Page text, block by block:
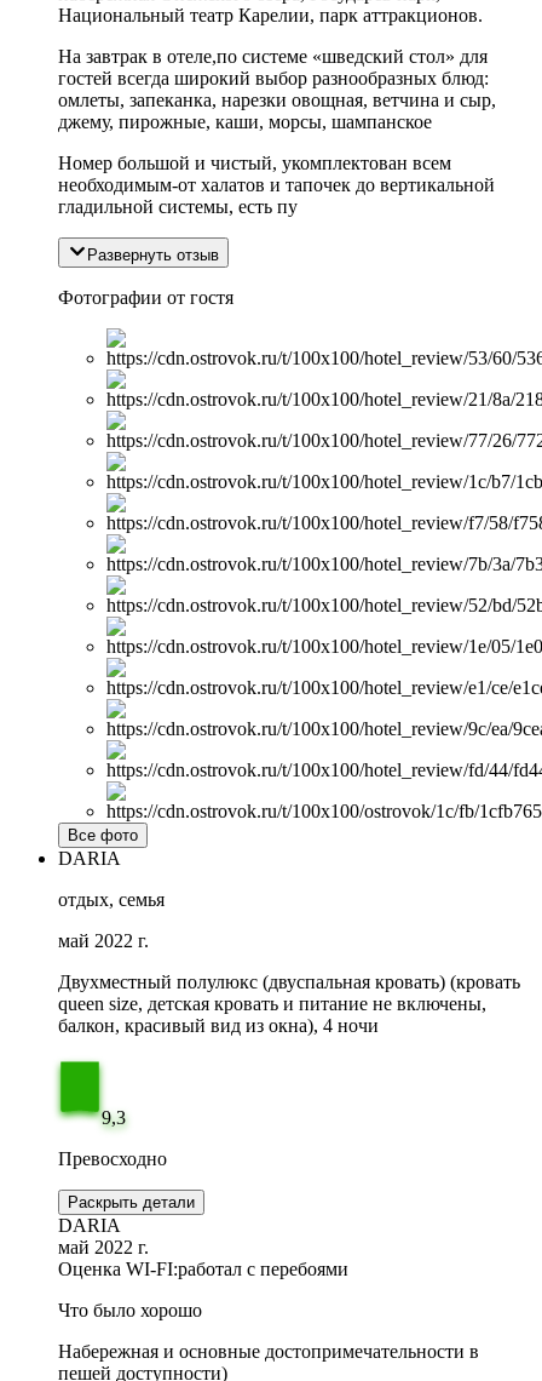
Национальный театр Карелии, парк аттракционов.
На завтрак в отеле,по системе «шведский стол» для
гостей всегда широкий выбор разнообразных блюд:
омлеты, запеканка, нарезки овощная, ветчина и сыр,
джему, пирожные, каши, морсы, шампанское
Номер большой и чистый, укомплектован всем
необходимым-от халатов и тапочек до вертикальной
гладильной системы, есть пу
Развернуть отзыв
Фотографии от гостя
Все фото
DARIA
отдых, семья
май 2022 г.
Двухместный полулюкс (двуспальная кровать) (кровать
queen size, детская кровать и питание не включены,
балкон, красивый вид из окна), 4 ночи
9,3
Превосходно
Раскрыть детали
DARIA
май 2022 г.
Оценка WI-FI:работал с перебоями
Что было хорошо
Набережная и основные достопримечательности в
пешей доступности)